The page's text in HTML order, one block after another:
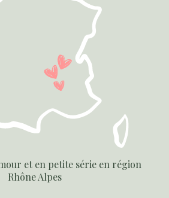
et en petite série en région
Rhône Alpes